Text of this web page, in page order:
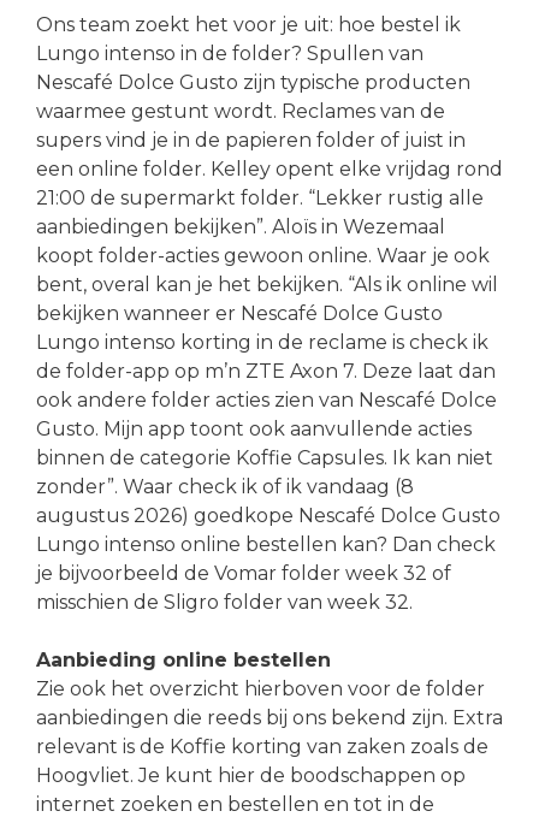
Ons team zoekt het voor je uit: hoe bestel ik
Lungo intenso in de folder? Spullen van
Nescafé Dolce Gusto zijn typische producten
waarmee gestunt wordt. Reclames van de
supers vind je in de papieren folder of juist in
een online folder. Kelley opent elke vrijdag rond
21:00 de supermarkt folder. “Lekker rustig alle
aanbiedingen bekijken”. Aloïs in Wezemaal
koopt folder-acties gewoon online. Waar je ook
bent, overal kan je het bekijken. “Als ik online wil
bekijken wanneer er Nescafé Dolce Gusto
Lungo intenso korting in de reclame is check ik
de folder-app op m’n ZTE Axon 7. Deze laat dan
ook andere folder acties zien van Nescafé Dolce
Gusto. Mijn app toont ook aanvullende acties
binnen de categorie Koffie Capsules. Ik kan niet
zonder”. Waar check ik of ik vandaag (8
augustus 2026) goedkope Nescafé Dolce Gusto
Lungo intenso online bestellen kan? Dan check
je bijvoorbeeld de Vomar folder week 32 of
misschien de Sligro folder van week 32.
Aanbieding online bestellen
Zie ook het overzicht hierboven voor de folder
aanbiedingen die reeds bij ons bekend zijn. Extra
relevant is de Koffie korting van zaken zoals de
Hoogvliet. Je kunt hier de boodschappen op
internet zoeken en bestellen en tot in de